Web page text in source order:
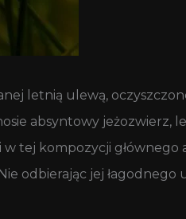
letnią ulewą,
absyntowy jeżozwierz,
w tej kompozycji głównego
odbierając jej łagodnego